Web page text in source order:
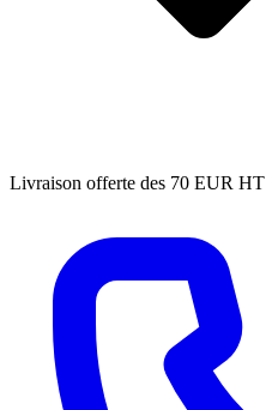
Livraison offerte des 70 EUR HT